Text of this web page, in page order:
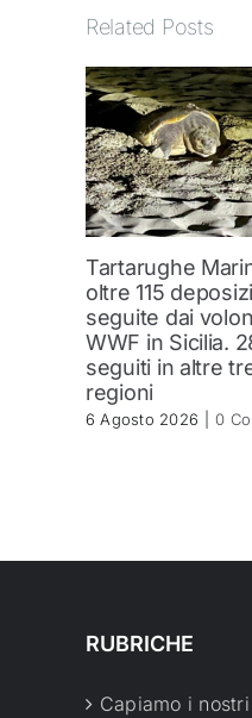
Related Posts
Tartarughe
oltre 115
seguite dai
WWF in Sicilia.
seguiti in altre
regioni
6 Agosto 2026 0
RUBRICHE
Capiamo i